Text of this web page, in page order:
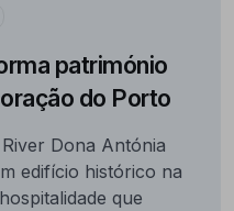
património
do Porto
Dona Antónia
edifício histórico na
que